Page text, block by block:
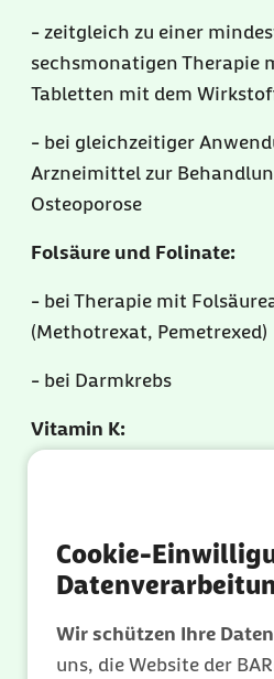
Cookie-
Wir schützen Ihre
uns, die Website der
- zeitgleich zu einer
sechsmonatigen Therapie
Tabletten mit dem
- bei gleichzeitiger
Arzneimittel zur
Osteoporose
Folsäure und Folinate:
- bei Therapie mit
(Methotrexat, Pemetrexed)
- bei Darmkrebs
Vitamin K:
schwerwiegendem
durch eine entsprechende
behoben werden kann
- als Monopräparat zur